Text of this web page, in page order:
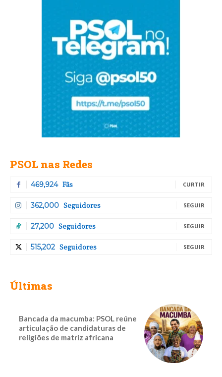
PSOL nas Redes
469,924 Fãs CURTIR
362,000 Seguidores SEGUIR
27,200 Seguidores SEGUIR
515,202 Seguidores SEGUIR
Últimas
Bancada da macumba: PSOL reúne
articulação de candidaturas de
religiões de matriz africana